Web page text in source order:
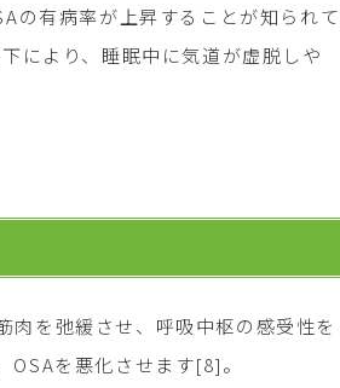
の有病率が上昇することが知られて
により、睡眠中に気道が虚脱しや
肉を弛緩させ、呼吸中枢の感受性を
OSAを悪化させます[8]。